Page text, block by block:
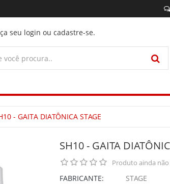
seu login ou cadastre-se.
- GAITA DIATÔNICA STAGE
SH10 - GAITA
Produto ainda
FABRICANTE:
STAGE